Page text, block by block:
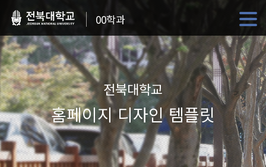
00학과
전북대학교
홈페이지 디자인 템플릿